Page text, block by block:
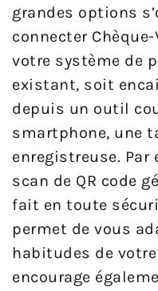
grandes options
connecter
votre système de
existant, soit
depuis un outil
smartphone, une
enregistreuse. Par
scan de QR code
fait en toute
permet de vous
habitudes de
encourage